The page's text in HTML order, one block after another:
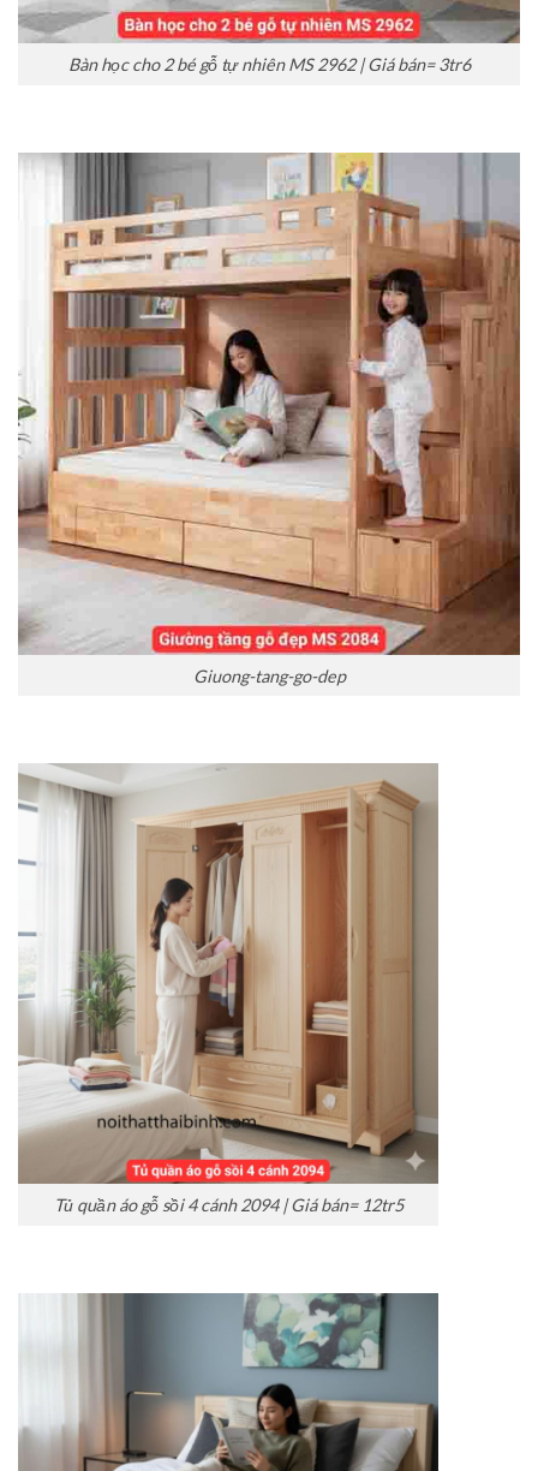
Bàn học cho 2 bé gỗ tự nhiên MS 2962 | Giá bán= 3tr6
Giuong-tang-go-dep
Tủ quần áo gỗ sồi 4 cánh 2094 | Giá bán= 12tr5